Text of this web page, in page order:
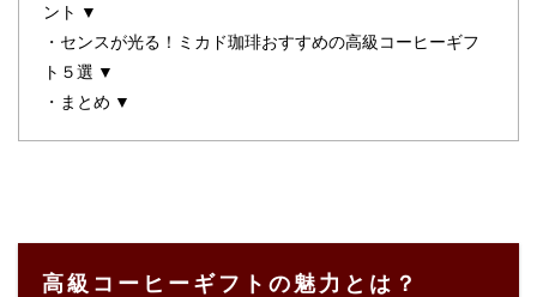
ント ▼
・ センスが光る！ミカド珈琲おすすめの高級コーヒーギフ
ト５選 ▼
・ まとめ ▼
高級コーヒーギフトの魅力とは？